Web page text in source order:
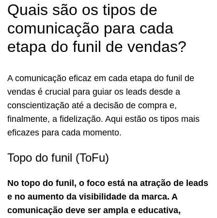
Quais são os tipos de
comunicação para cada
etapa do funil de vendas?
A comunicação eficaz em cada etapa do funil de
vendas é crucial para guiar os leads desde a
conscientização até a decisão de compra e,
finalmente, a fidelização. Aqui estão os tipos mais
eficazes para cada momento.
Topo do funil (ToFu)
No topo do funil, o foco está na atração de leads
e no aumento da visibilidade da marca. A
comunicação deve ser ampla e educativa,